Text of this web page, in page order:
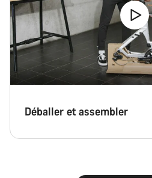
Déballer et assembler
Fermer